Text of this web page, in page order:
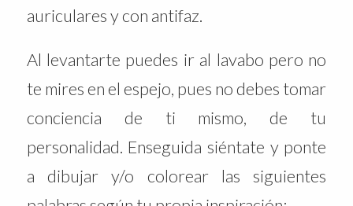
auriculares y con antifaz.
Al levantarte puedes ir al lavabo pero no
te mires en el espejo, pues no debes tomar
conciencia de ti mismo, de tu
personalidad. Enseguida siéntate y ponte
a dibujar y/o colorear las siguientes